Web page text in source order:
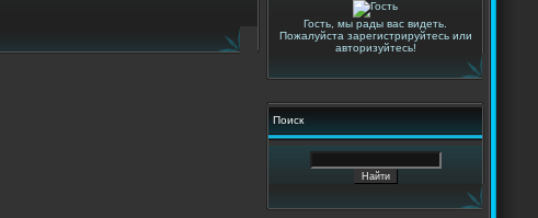
Гость, мы рады вас видеть.
Пожалуйста зарегистрируйтесь или
авторизуйтесь!
Поиск